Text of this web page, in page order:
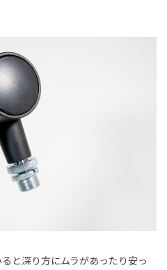
と深り方にムラがあったり安っ